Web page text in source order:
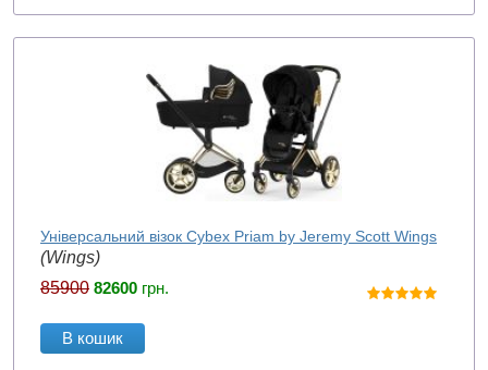
Універсальний візок Cybex Priam by Jeremy Scott Wings
(Wings)
85900 82600 грн.
В кошик